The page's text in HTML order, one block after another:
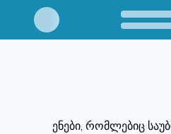
ენები, რომლებიც